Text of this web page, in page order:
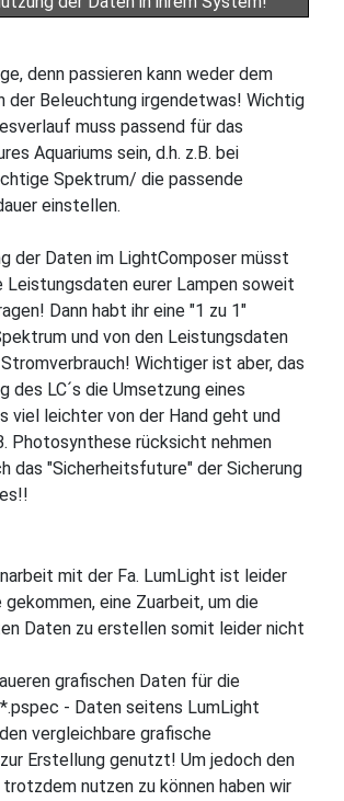
denn passieren kann weder dem
der Beleuchtung irgendetwas! Wichtig
muss passend für das
Aquariums sein, d.h. z.B. bei
Spektrum/ die passende
einstellen.
der Daten im LightComposer müsst
Leistungsdaten eurer Lampen soweit
Dann habt ihr eine "1 zu 1"
und von den Leistungsdaten
Wichtiger ist aber, das
des LC´s die Umsetzung eines
viel leichter von der Hand geht und
Photosynthese rücksicht nehmen
das "Sicherheitsfuture" der Sicherung
mit der Fa. LumLight ist leider
eine Zuarbeit, um die
Daten zu erstellen somit leider nicht
grafischen Daten für die
- Daten seitens LumLight
vergleichbare grafische
Erstellung genutzt! Um jedoch den
trotzdem nutzen zu können haben wir